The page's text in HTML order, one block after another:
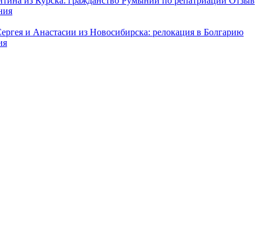
и Анастасии из Новосибирска: релокация в Болгарию